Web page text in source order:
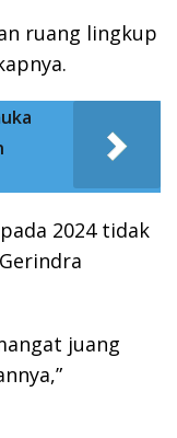
ruang lingkup
2024 tidak
juang